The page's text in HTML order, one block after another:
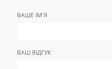
ВАШЕ ІМ'Я
ВАШ ВІДГУК